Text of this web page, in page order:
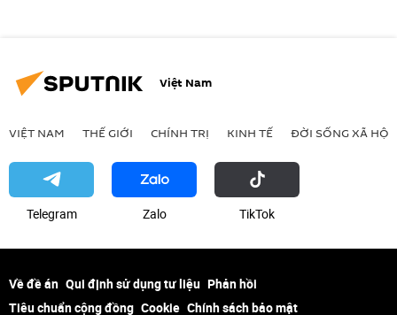
Việt Nam
VIỆT NAM THẾ GIỚI CHÍNH TRỊ KINH TẾ ĐỜI SỐNG XÃ HỘI
Telegram Zalo ТikТоk
Về đề án Qui định sử dụng tư liệu Phản hồi
Tiêu chuẩn cộng đồng Cookie Chính sách bảo mật